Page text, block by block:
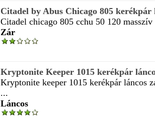
Citadel by Abus Chicago 805 kerékpár
Citadel chicago 805 cchu 50 120
Zár
Kryptonite Keeper 1015 kerékpár
Kryptonite keeper 1015 kerékpár láncos
...
Láncos